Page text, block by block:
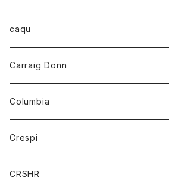
チーフ
オーバーオール
ショートパンツ
レディース
オーバーオール
カーディガン
靴
トップス
ハーフスリーブTシャツ
caqu
Carraig Donn
ニット
Columbia
アウター
ジャケット
Crespi
ジャケット
CRSHR